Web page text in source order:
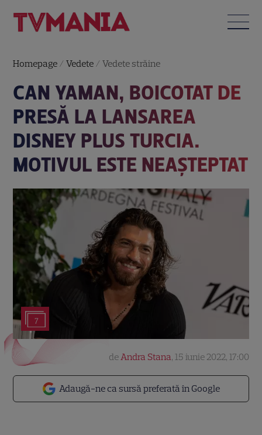
Homepage /Vedete /Vedete străine
CAN YAMAN, BOICOTAT DE
PRESĂ LA LANSAREA
DISNEY PLUS TURCIA.
MOTIVUL ESTE NEAȘTEPTAT
7
Adaugă-ne ca sursă preferată în Google
deAndra Stana, 15 iunie 2022, 17:00